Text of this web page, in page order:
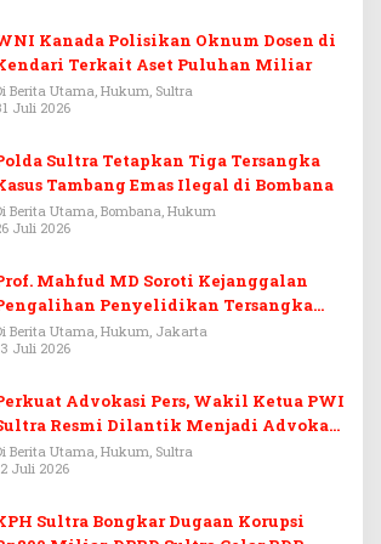
Kanada Polisikan Oknum Dosen di
Terkait Aset Puluhan Miliar
Berita Utama, Hukum, Sultra
Juli 2026
Sultra Tetapkan Tiga Tersangka
Tambang Emas Ilegal di Bombana
Berita Utama, Bombana, Hukum
Juli 2026
Mahfud MD Soroti Kejanggalan
Penyelidikan Tersangka
Adriansyah
Berita Utama, Hukum, Jakarta
Juli 2026
Advokasi Pers, Wakil Ketua PWI
Resmi Dilantik Menjadi Advokat
Berita Utama, Hukum, Sultra
Juli 2026
Sultra Bongkar Dugaan Korupsi